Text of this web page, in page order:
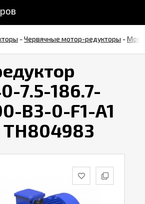
-Червячные мотор-редукторы -
7.5-186.7-
B3-0-F1-A1